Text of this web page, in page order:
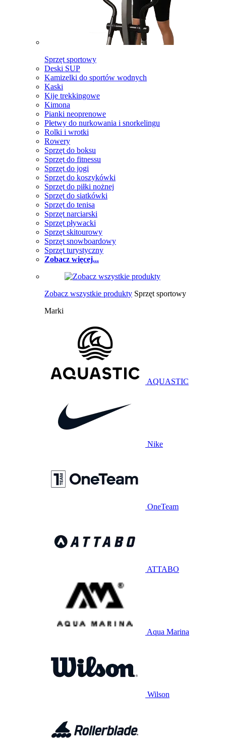
Sprzęt sportowy
Deski SUP
Kamizelki do sportów wodnych
Kaski
Kije trekkingowe
Kimona
Pianki neoprenowe
Płetwy do nurkowania i snorkelingu
Rolki i wrotki
Rowery
Sprzęt do boksu
Sprzęt do fitnessu
Sprzęt do jogi
Sprzęt do koszykówki
Sprzęt do piłki nożnej
Sprzęt do siatkówki
Sprzęt do tenisa
Sprzęt narciarski
Sprzęt pływacki
Sprzęt skitourowy
Sprzęt snowboardowy
Sprzęt turystyczny
Zobacz więcej...
Zobacz wszystkie produkty Sprzęt sportowy
Marki
AQUASTIC
Nike
OneTeam
ATTABO
Aqua Marina
Wilson